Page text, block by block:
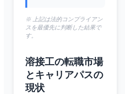
※ 上記は法的コンプライアン
スを最優先に判断した結果で
す。
溶接工の転職市場
とキャリアパスの
現状